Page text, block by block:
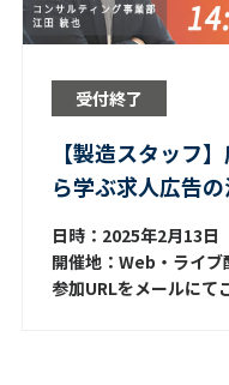
受付終了
【製造スタッフ
ら学ぶ求人広告
日時：2025年2月13日
開催地：Web・ライ
参加URLをメールにて